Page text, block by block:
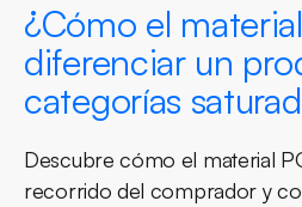
¿Cómo el
diferenciar un
categorías
Descubre cómo el material
recorrido del comprador y